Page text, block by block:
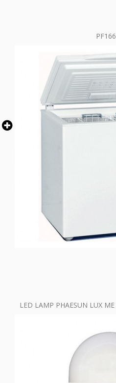
LED LAMP PHAESUN LUX